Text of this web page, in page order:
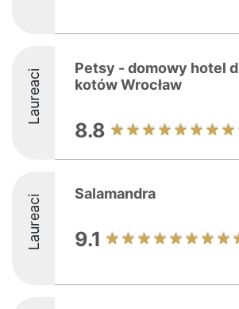
Laureaci
Petsy - domowy hotel
kotów Wrocław
8.8
Laureaci Salamandra
9.1